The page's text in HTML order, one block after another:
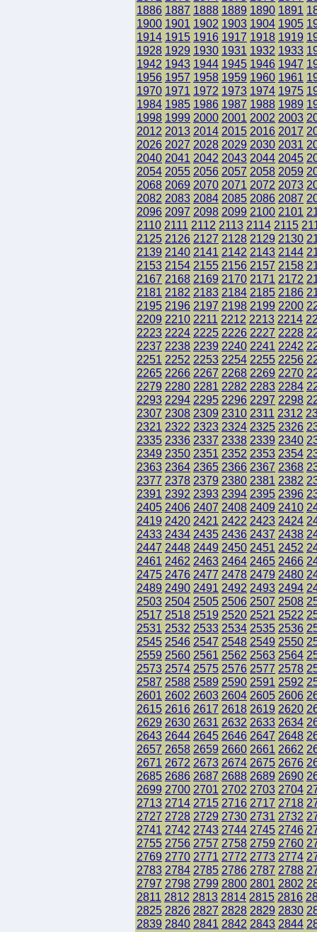
1886 1887 1888 1889 1890 1891
1900 1901 1902 1903 1904 1905
1914 1915 1916 1917 1918 1919
1928 1929 1930 1931 1932 1933
1942 1943 1944 1945 1946 1947
1956 1957 1958 1959 1960 1961
1970 1971 1972 1973 1974 1975
1984 1985 1986 1987 1988 1989
1998 1999 2000 2001 2002 2003
2012 2013 2014 2015 2016 2017
2026 2027 2028 2029 2030 2031
2040 2041 2042 2043 2044 2045
2054 2055 2056 2057 2058 2059
2068 2069 2070 2071 2072 2073
2082 2083 2084 2085 2086 2087
2096 2097 2098 2099 2100 2101
2110 2111 2112 2113 2114 2115
2125 2126 2127 2128 2129 2130
2139 2140 2141 2142 2143 2144
2153 2154 2155 2156 2157 2158
2167 2168 2169 2170 2171 2172
2181 2182 2183 2184 2185 2186
2195 2196 2197 2198 2199 2200
2209 2210 2211 2212 2213 2214
2223 2224 2225 2226 2227 2228
2237 2238 2239 2240 2241 2242
2251 2252 2253 2254 2255 2256
2265 2266 2267 2268 2269 2270
2279 2280 2281 2282 2283 2284
2293 2294 2295 2296 2297 2298
2307 2308 2309 2310 2311 2312
2321 2322 2323 2324 2325 2326
2335 2336 2337 2338 2339 2340
2349 2350 2351 2352 2353 2354
2363 2364 2365 2366 2367 2368
2377 2378 2379 2380 2381 2382
2391 2392 2393 2394 2395 2396
2405 2406 2407 2408 2409 2410
2419 2420 2421 2422 2423 2424
2433 2434 2435 2436 2437 2438
2447 2448 2449 2450 2451 2452
2461 2462 2463 2464 2465 2466
2475 2476 2477 2478 2479 2480
2489 2490 2491 2492 2493 2494
2503 2504 2505 2506 2507 2508
2517 2518 2519 2520 2521 2522
2531 2532 2533 2534 2535 2536
2545 2546 2547 2548 2549 2550
2559 2560 2561 2562 2563 2564
2573 2574 2575 2576 2577 2578
2587 2588 2589 2590 2591 2592
2601 2602 2603 2604 2605 2606
2615 2616 2617 2618 2619 2620
2629 2630 2631 2632 2633 2634
2643 2644 2645 2646 2647 2648
2657 2658 2659 2660 2661 2662
2671 2672 2673 2674 2675 2676
2685 2686 2687 2688 2689 2690
2699 2700 2701 2702 2703 2704
2713 2714 2715 2716 2717 2718
2727 2728 2729 2730 2731 2732
2741 2742 2743 2744 2745 2746
2755 2756 2757 2758 2759 2760
2769 2770 2771 2772 2773 2774
2783 2784 2785 2786 2787 2788
2797 2798 2799 2800 2801 2802
2811 2812 2813 2814 2815 2816
2825 2826 2827 2828 2829 2830
2839 2840 2841 2842 2843 2844